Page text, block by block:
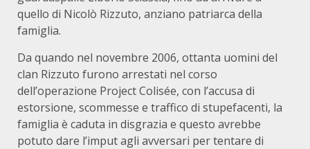
quello di Nicolò Rizzuto, anziano patriarca della
famiglia.
Da quando nel novembre 2006, ottanta uomini del
clan Rizzuto furono arrestati nel corso
dell’operazione Project Colisée, con l’accusa di
estorsione, scommesse e traffico di stupefacenti, la
famiglia è caduta in disgrazia e questo avrebbe
potuto dare l’imput agli avversari per tentare di